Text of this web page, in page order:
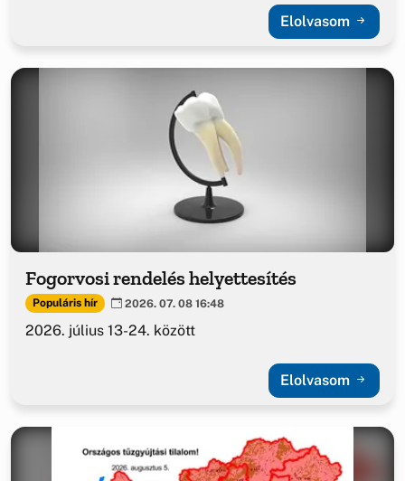
Elolvasom
Fogorvosi rendelés helyettesítés
Populáris hír 2026. 07. 08 16:48
2026. július 13-24. között
Elolvasom